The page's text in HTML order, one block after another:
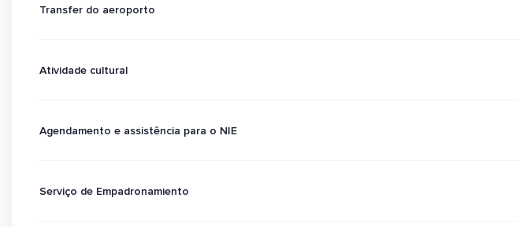
Transfer do aeroporto
Atividade cultural
Agendamento e assistência para o NIE
Serviço de Empadronamiento